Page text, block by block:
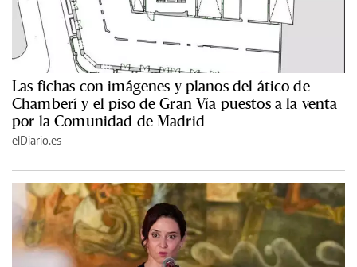
Las fichas con imágenes y planos del ático de
Chamberí y el piso de Gran Vía puestos a la venta
por la Comunidad de Madrid
elDiario.es